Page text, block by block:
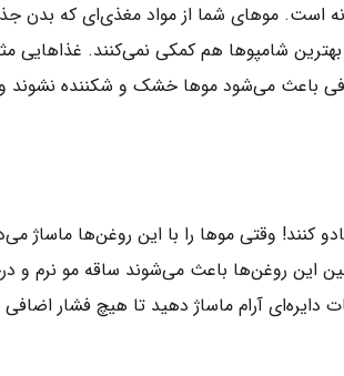
است. موهای شما از مواد مغذی‌ای که
بهترین شامپوها هم کمکی نمی‌کنند.
باعث می‌شود موها خشک و شکننده نشوند
کنند! وقتی موها را با این روغن‌ها
این روغن‌ها باعث می‌شوند ساقه مو نرم
آرام ماساژ دهید تا هیچ فشار اضافی